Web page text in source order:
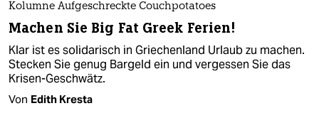
Kolumne Aufgeschreckte Couchpotatoes
Machen Sie Big Fat Greek Ferien!
Klar ist es solidarisch in Griechenland Urlaub zu machen.
Stecken Sie genug Bargeld ein und vergessen Sie das
Krisen-Geschwätz.
Von Edith Kresta